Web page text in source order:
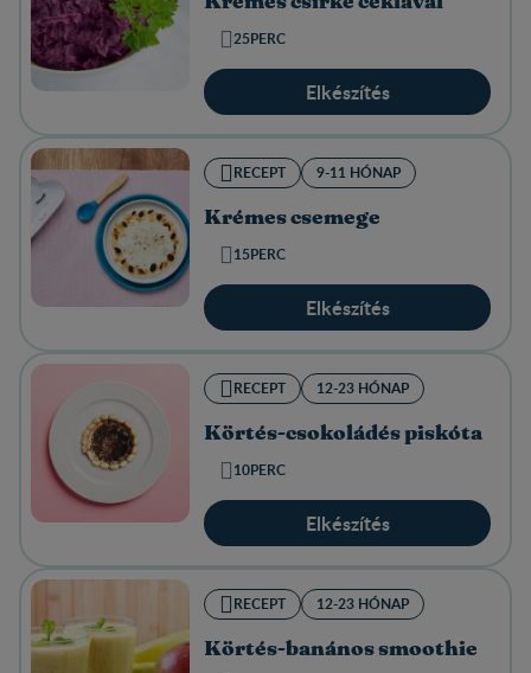
25PERC
Elkészítés
RECEPT 9-11 HÓNAP
Krémes csemege
15PERC
Elkészítés
RECEPT 12-23 HÓNAP
Körtés-csokoládés piskóta
10PERC
Elkészítés
RECEPT 12-23 HÓNAP
Körtés-banános smoothie